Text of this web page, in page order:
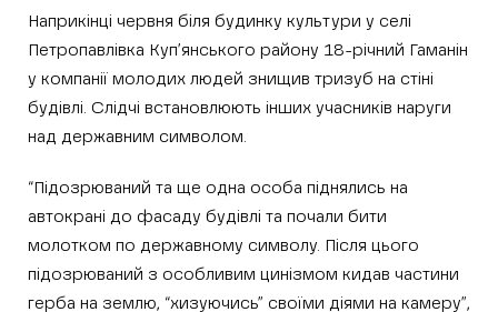
Наприкінці червня біля будинку культури у селі
Петропавлівка Куп’янського району 18-річний Гаманін
у компанії молодих людей знищив тризуб на стіні
будівлі. Слідчі встановлюють інших учасників наруги
над державним символом.
“Підозрюваний та ще одна особа піднялись на
автокрані до фасаду будівлі та почали бити
молотком по державному символу. Після цього
підозрюваний з особливим цинізмом кидав частини
герба на землю, “хизуючись” своїми діями на камеру”,